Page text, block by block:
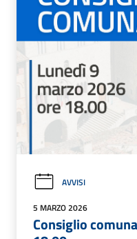
AVVISI
5 MARZO 2026
Consiglio